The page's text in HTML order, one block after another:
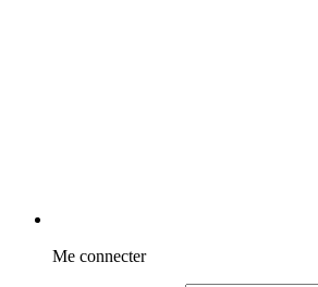
Me connecter